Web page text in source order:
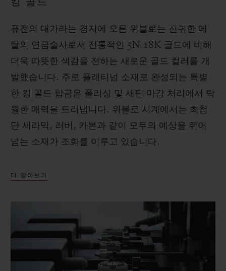
퓨전의 대가라는 경지에 오른 위블로는 진귀한 메
탈의 연금술사로서 전통적인 5N 18K 골드에 비해
더욱 따뜻한 색감을 전하는 새로운 골드 컬러를 개
발했습니다. 주로 플래티넘 소재로 완성되는 특별
한 킹 골드 합금은 폴리싱 및 새틴 마감 처리에서 탁
월한 매력을 드러냅니다. 위블로 시계에서는 최첨
단 세라믹, 러버, 카본과 같이 모두의 예상을 뛰어
넘는 소재가 조화를 이루고 있습니다.
더 알아보기